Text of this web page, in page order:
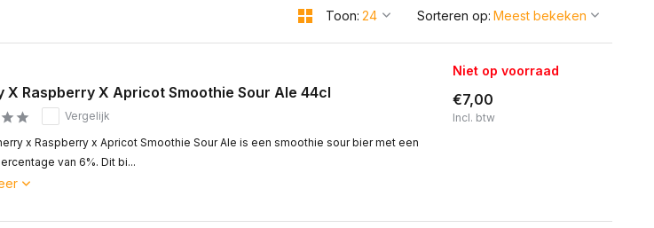
Toon: Sorteren op:
X Raspberry X Apricot Smoothie Sour Ale 44cl
Vergelijk
x Raspberry x Apricot Smoothie Sour Ale is een smoothie sour bier met een
van 6%. Dit bi...
Niet op voorraad
€7,00
Incl. btw